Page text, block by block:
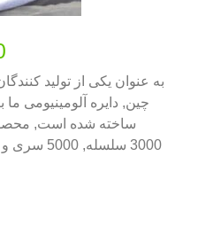
به عنوان یکی از تولید
چین, دایره آلومینیومی ما